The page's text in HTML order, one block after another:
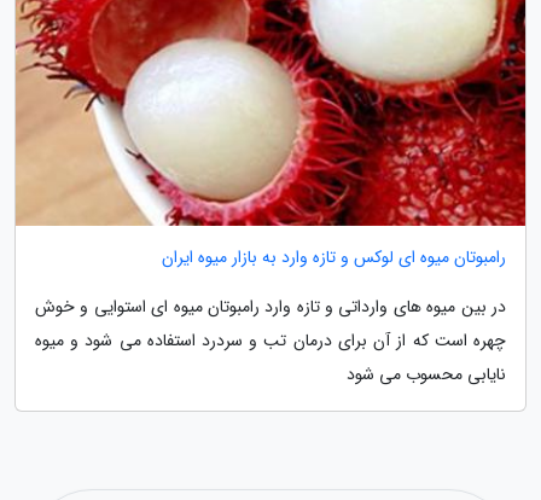
رامبوتان میوه ای لوکس و تازه وارد به بازار میوه ایران
در بین میوه های وارداتی و تازه وارد رامبوتان میوه ای استوایی و خوش
چهره است که از آن برای درمان تب و سردرد استفاده می شود و میوه
نایابی محسوب می شود